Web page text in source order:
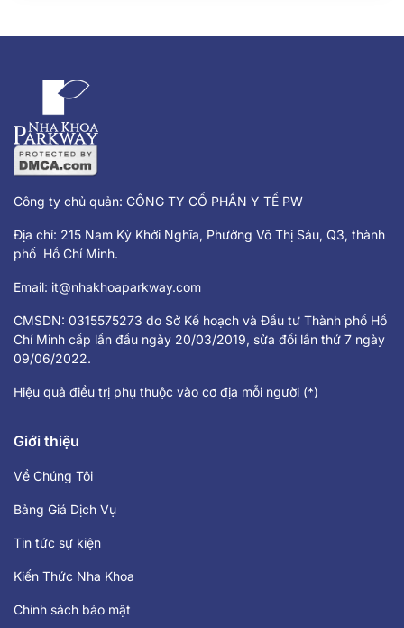
mọc cuối cùng trên cung hàm và
Công ty chủ quản: CÔNG TY CỔ PHẦN Y TẾ PW
Địa chỉ: 215 Nam Kỳ Khởi Nghĩa, Phường Võ Thị Sáu, Q3, thành
phố Hồ Chí Minh.
Email: it@nhakhoaparkway.com
CMSDN: 0315575273 do Sở Kế hoạch và Đầu tư Thành phố Hồ
Chí Minh cấp lần đầu ngày 20/03/2019, sửa đổi lần thứ 7 ngày
09/06/2022.
Hiệu quả điều trị phụ thuộc vào cơ địa mỗi người (*)
Giới thiệu
Về Chúng Tôi
Bảng Giá Dịch Vụ
Tin tức sự kiện
Kiến Thức Nha Khoa
Chính sách bảo mật